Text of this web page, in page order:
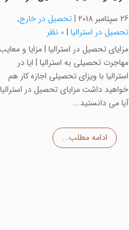
26 سپتامبر 2018 |تحصیل در خارج,
تحصیل در استرالیا | 0 نظر
مزایای تحصیل در استرالیا | مزایا و
مهاجرت تحصیلی به استرالیا | ایا در
استرالیا با ویزای تحصیلی اجازه کار هم
خواهید داشت مزایای تحصیل در
آیا می دانستید...
ادامه مطلب...